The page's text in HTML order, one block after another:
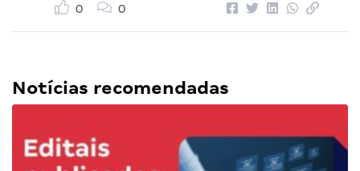
0 0
Notícias recomendadas